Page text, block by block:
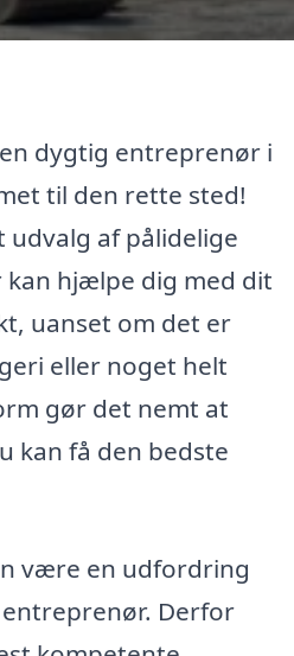
dygtig entreprenør i
til den rette sted!
udvalg af pålidelige
hjælpe dig med dit
uanset om det er
eller noget helt
gør det nemt at
kan få den bedste
være en udfordring
Derfor